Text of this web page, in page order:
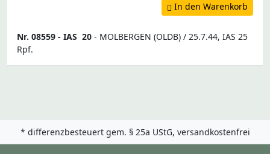
In den Warenkorb
Nr. 08559 - IAS 20 - MOLBERGEN (OLDB) / 25.7.44, IAS 25
Rpf.
* differenzbesteuert gem. § 25a UStG, versandkostenfrei